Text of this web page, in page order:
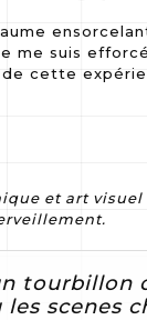
me suis
cette
et art
tourbillon
scenes